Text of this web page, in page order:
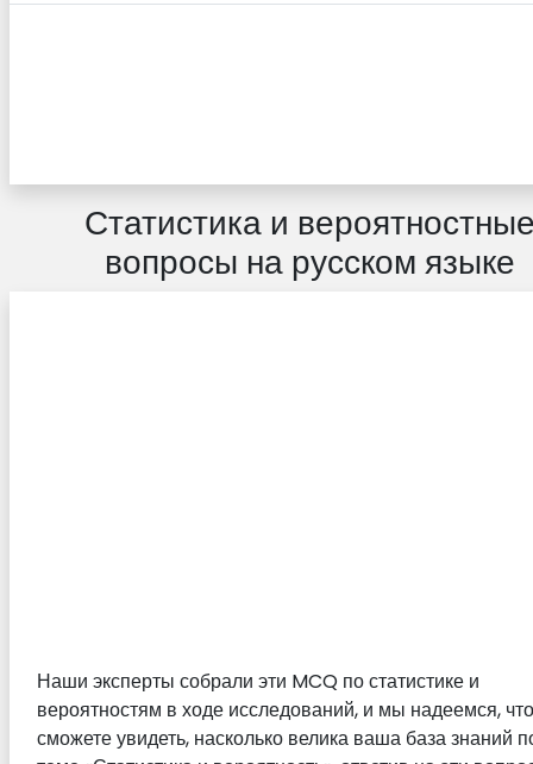
Статистика и
вопросы на русском языке
Наши эксперты собрали эти MCQ по статистике и
вероятностям в ходе исследований, и мы надеемся,
сможете увидеть, насколько велика ваша база знаний